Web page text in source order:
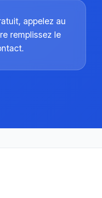
appelez au
remplissez le